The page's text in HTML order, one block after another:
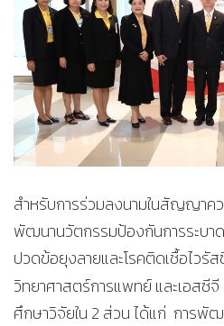
สำหรับการร่วมลงนามในสัญญาค
พัฒนานวัตกรรมป้องกันการระบาด
ปวดข้อยุงลายและโรคติดเชื้อไวรัส
วิทยาศาสตร์การแพทย์ และเอสซีจี
ศึกษาวิจัยใน 2 ส่วน ได้แก่ การพั